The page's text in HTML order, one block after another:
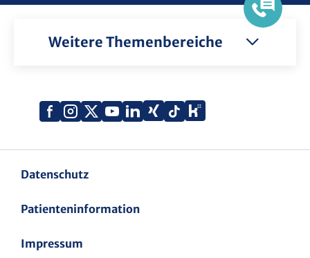
Weitere Themenbereiche
Facebook
Instagram
X
YouTube
LinkedIn
Xing TiktokKununu
Datenschutz
Patienteninformation
Impressum